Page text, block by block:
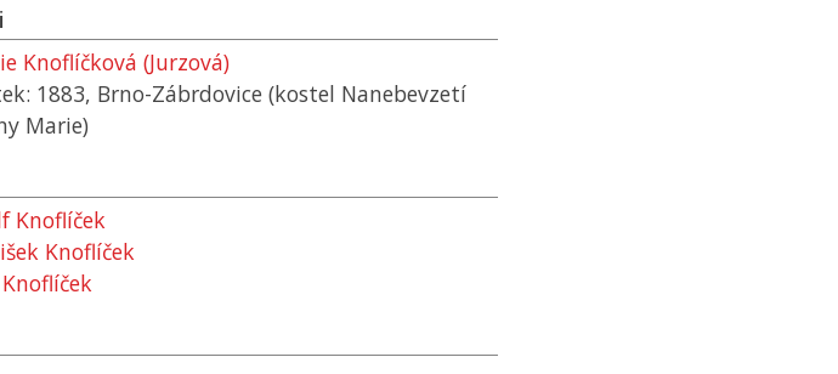
Knoflíčková (Jurzová)
1883, Brno-Zábrdovice (kostel Nanebevzetí
Marie)
Knoflíček
Knoflíček